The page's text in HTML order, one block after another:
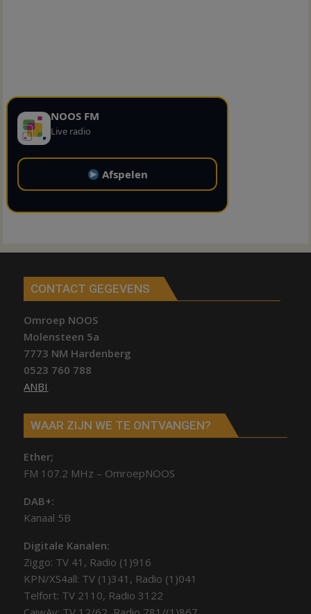
NOOS FM
Live radio
Afspelen
CONTACT GEGEVENS
Omroep NOOS
Molensteen 5a
7773 NM Hardenberg
0523 760 788
ANBI
WAAR ZIJN WE TE ONTVANGEN?
Ether;
FM 107.2 MHz – OmroepNOOS
DAB+:
Kanaal 5B
Digitale Kanalen:
Ziggo: TV 41, Radio (1)916
KPN/XS4all: TV (1)341, Radio (1)041
Telfort: TV 2110, Radio 3122